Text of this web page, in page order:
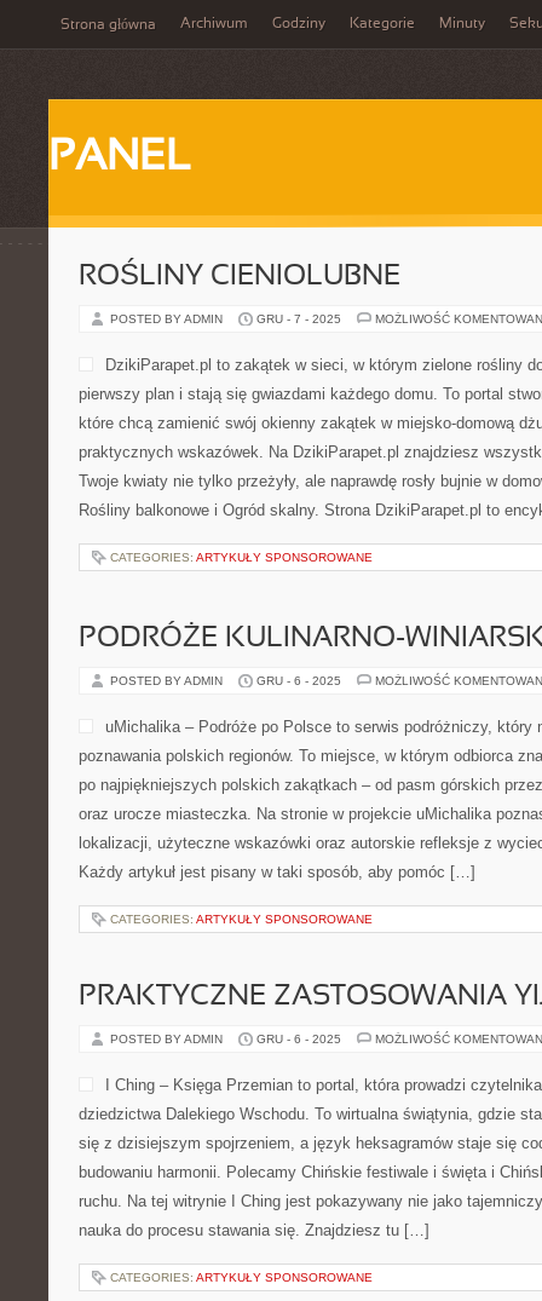
Strona główna Archiwum Godziny Kategorie Minuty
PANEL
ROŚLINY CIENIOLUBNE
POSTED BY ADMIN GRU - 7 - 2025 MOŻLIWOŚĆ
DzikiParapet.pl to zakątek w sieci, w którym zielone rośliny
pierwszy plan i stają się gwiazdami każdego domu. To portal
które chcą zamienić swój okienny zakątek w miejsko-domową
praktycznych wskazówek. Na DzikiParapet.pl znajdziesz
Twoje kwiaty nie tylko przeżyły, ale naprawdę rosły bujnie w
Rośliny balkonowe i Ogród skalny. Strona DzikiParapet.pl to
CATEGORIES: ARTYKUŁY SPONSOROWANE
PODRÓŻE KULINARNO-
POSTED BY ADMIN GRU - 6 - 2025 MOŻLIWOŚĆ
uMichalika – Podróże po Polsce to serwis podróżniczy, który
poznawania polskich regionów. To miejsce, w którym odbiorca
po najpiękniejszych polskich zakątkach – od pasm górskich
oraz urocze miasteczka. Na stronie w projekcie uMichalika
lokalizacji, użyteczne wskazówki oraz autorskie refleksje z
Każdy artykuł jest pisany w taki sposób, aby pomóc […]
CATEGORIES: ARTYKUŁY SPONSOROWANE
PRAKTYCZNE ZASTOSOWANIA
POSTED BY ADMIN GRU - 6 - 2025 MOŻLIWOŚĆ
I Ching – Księga Przemian to portal, która prowadzi
dziedzictwa Dalekiego Wschodu. To wirtualna świątynia, gdzie
się z dzisiejszym spojrzeniem, a język heksagramów staje się
budowaniu harmonii. Polecamy Chińskie festiwale i święta i
ruchu. Na tej witrynie I Ching jest pokazywany nie jako
nauka do procesu stawania się. Znajdziesz tu […]
CATEGORIES: ARTYKUŁY SPONSOROWANE